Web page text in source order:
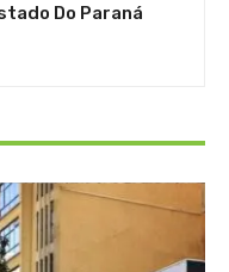
Do Paraná